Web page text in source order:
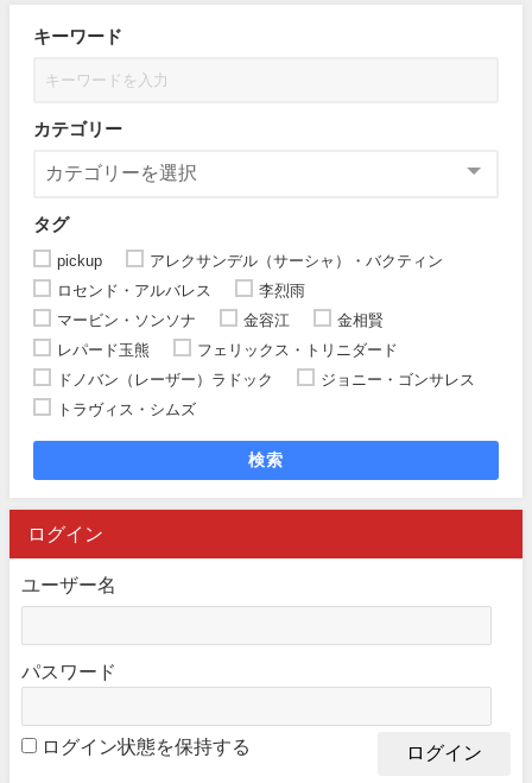
キーワード
カテゴリー
タグ
pickup
アレクサンデル（サーシャ）・バクティン
ロセンド・アルバレス
李烈雨
マービン・ソンソナ
金容江
金相賢
レパード玉熊
フェリックス・トリニダード
ドノバン（レーザー）ラドック
ジョニー・ゴンサレス
トラヴィス・シムズ
検索
ログイン
ユーザー名
パスワード
ログイン状態を保持する